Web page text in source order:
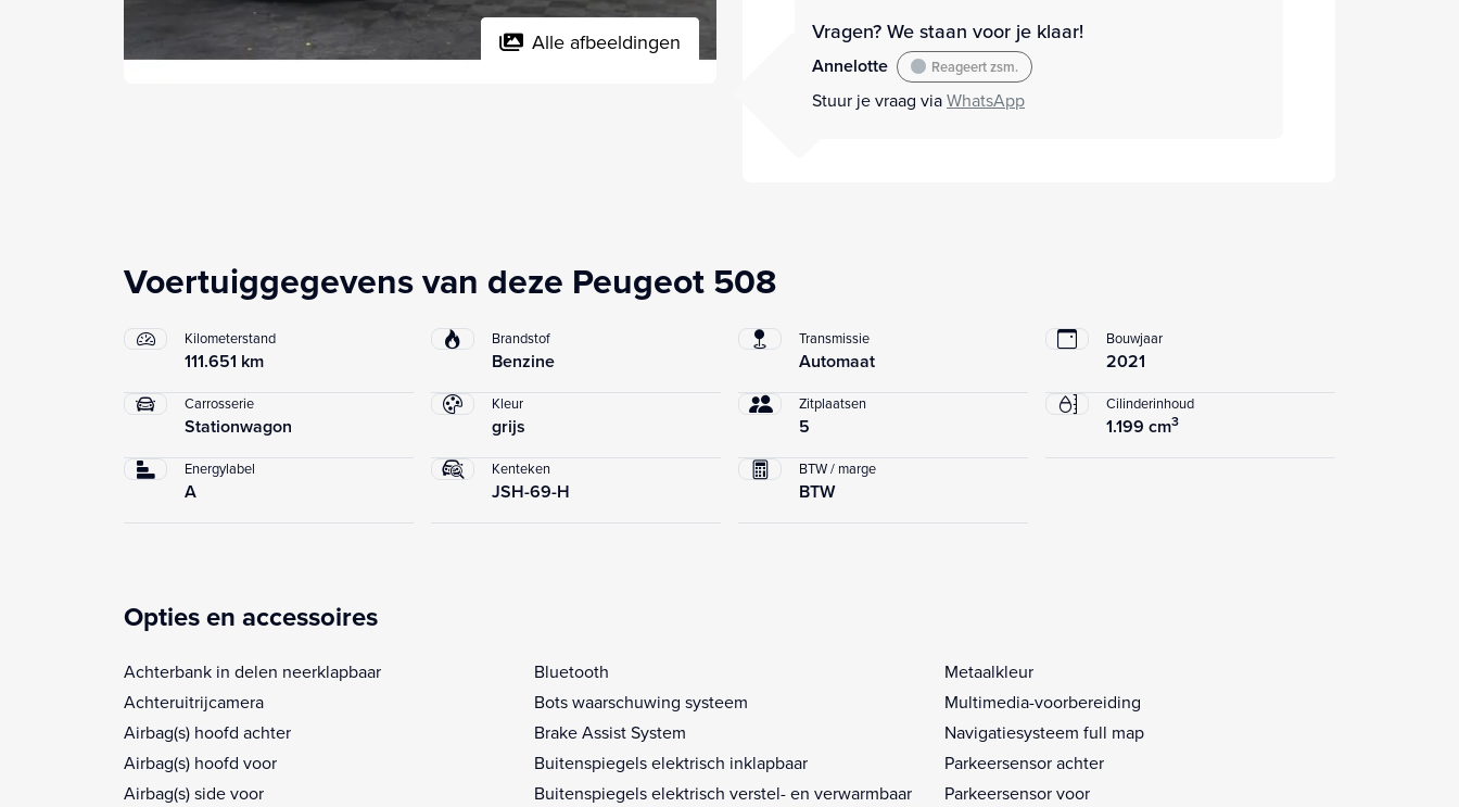
Alle afbeeldingen Vragen? We staan voor je klaar!
Annelotte Reageert zsm.
Stuur je vraag viaWhatsApp
Voertuiggegevens van deze Peugeot 508
Kilometerstand
111.651 km
Brandstof
Benzine
Transmissie
Automaat
Bouwjaar
2021
Carrosserie
Stationwagon
Kleur
grijs
Zitplaatsen
5
Cilinderinhoud
1.199 cm3
Energylabel
A
Kenteken
JSH-69-H
BTW / marge
BTW
Opties en accessoires
Achterbank in delen neerklapbaar
Achteruitrijcamera
Airbag(s) hoofd achter
Airbag(s) hoofd voor
Airbag(s) side voor
Bluetooth
Bots waarschuwing systeem
Brake Assist System
Buitenspiegels elektrisch inklapbaar
Buitenspiegels elektrisch verstel- en verwarmbaar
Metaalkleur
Multimedia-voorbereiding
Navigatiesysteem full map
Parkeersensor achter
Parkeersensor voor